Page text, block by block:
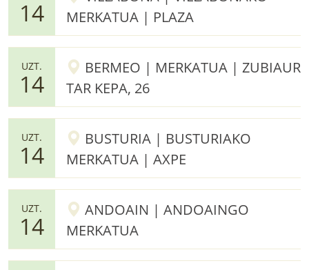
14
MERKATUA | PLAZA
UZT.
14
BERMEO | MERKATUA | ZUBIAUR
TAR KEPA, 26
UZT.
14
BUSTURIA | BUSTURIAKO
MERKATUA | AXPE
UZT.
14
ANDOAIN | ANDOAINGO
MERKATUA